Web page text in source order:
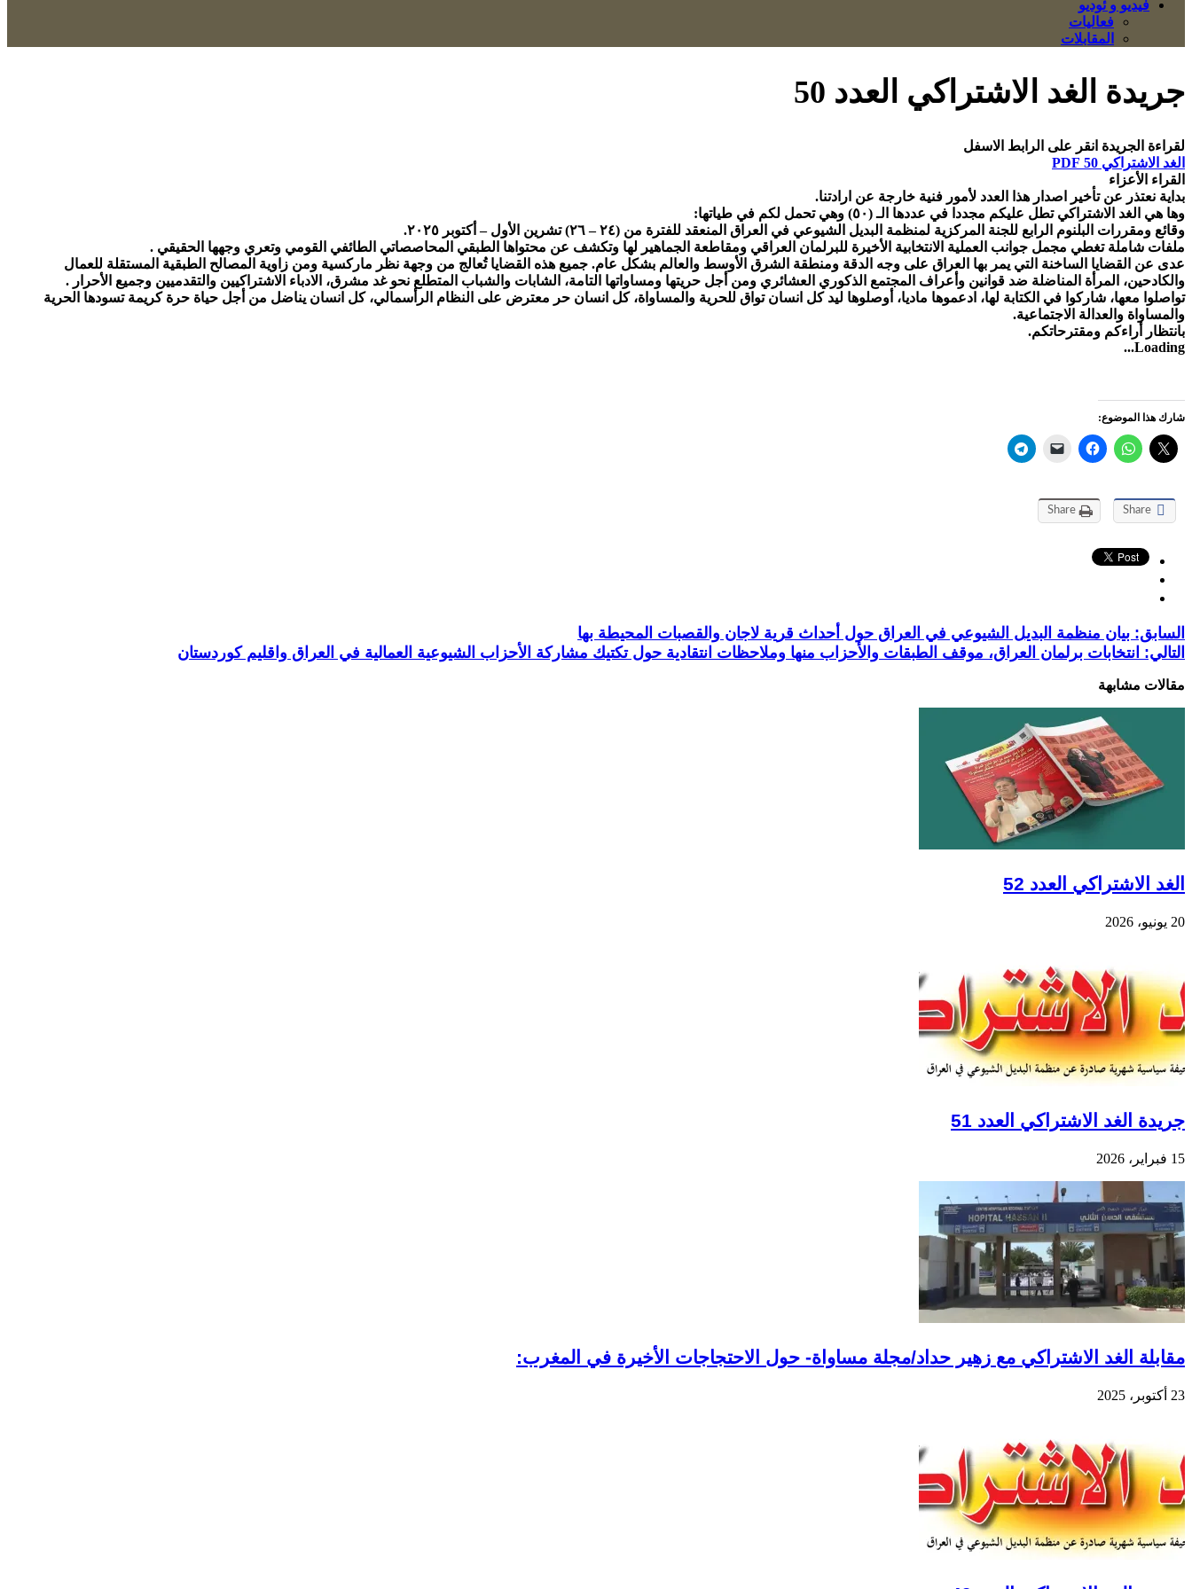
فيديو و ئوديو
فعاليات
المقابلات
جريدة الغد الاشتراكي العدد 50
لقراءة الجریدة انقر علی الرابط الاسفل
الغد الاشتراكي 50 PDF
القراء الأعزاء
بداية نعتذر عن تأخير اصدار هذا العدد لأمور فنية خارجة عن ارادتنا.
وها هي الغد الاشتراكي تطل عليكم مجددا في عددها الـ (٥٠) وهي تحمل لكم في طياتها:
وقائع ومقررات البلنوم الرابع للجنة المركزية لمنظمة البديل الشيوعي في العراق المنعقد للفترة من (٢٤ – ٢٦) تشرين الأول – أكتوبر ٢٠٢٥.
ملفات شاملة تغطي مجمل جوانب العملية الانتخابية الأخيرة للبرلمان العراقي ومقاطعة الجماهير لها وتكشف عن محتواها الطبقي المحاصصاتي الطائفي القومي وتعري وجهها الحقيقي .
عدى عن القضايا الساخنة التي يمر بها العراق على وجه الدقة ومنطقة الشرق الأوسط والعالم بشكل عام. جميع هذه القضايا تُعالج من وجهة نظر ماركسية ومن زاوية المصالح الطبقية المستقلة للعمال
والكادحين، المرأة المناضلة ضد قوانين وأعراف المجتمع الذكوري العشائري ومن أجل حريتها ومساواتها التامة، الشابات والشباب المتطلع نحو غد مشرق، الادباء الاشتراكيين والتقدميين وجميع الأحرار .
تواصلوا معها، شاركوا في الكتابة لها، ادعموها ماديا، أوصلوها ليد كل انسان تواق للحرية والمساواة، كل انسان حر معترض على النظام الرأسمالي، كل انسان يناضل من أجل حياة حرة كريمة تسودها الحرية
والمساواة والعدالة الاجتماعية.
بانتظار أراءكم ومقترحاتكم.
Loading...
شارك هذا الموضوع:
Share
Share
السابق: بيان منظمة البديل الشيوعي في العراق حول أحداث قرية لاجان والقصبات المحيطة بها
التالي: انتخابات برلمان العراق، موقف الطبقات والأحزاب منها وملاحظات انتقادية حول تكتيك مشاركة الأحزاب الشيوعية العمالية في العراق واقليم كوردستان
مقالات مشابهة
الغد الاشتراكي العدد 52
20 يونيو، 2026
جريدة الغد الاشتراكي العدد 51
15 فبراير، 2026
مقابلة الغد الاشتراكي مع زهير حداد/مجلة مساواة- حول الاحتجاجات الأخيرة في المغرب:
23 أكتوبر، 2025